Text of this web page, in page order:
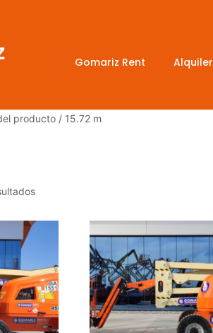
Gomariz Rent Alquiler
producto / 15.72 m